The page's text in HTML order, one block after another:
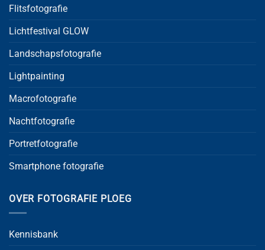
Flitsfotografie
Lichtfestival GLOW
Landschapsfotografie
Lightpainting
Macrofotografie
Nachtfotografie
Portretfotografie
Smartphone fotografie
OVER FOTOGRAFIE PLOEG
Kennisbank